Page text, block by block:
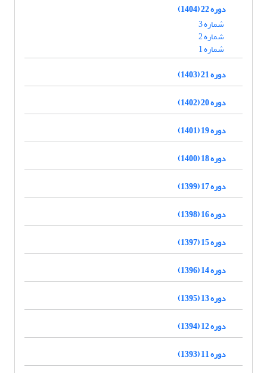
دوره 22 (1404)
شماره 3
شماره 2
شماره 1
دوره 21 (1403)
دوره 20 (1402)
دوره 19 (1401)
دوره 18 (1400)
دوره 17 (1399)
دوره 16 (1398)
دوره 15 (1397)
دوره 14 (1396)
دوره 13 (1395)
دوره 12 (1394)
دوره 11 (1393)